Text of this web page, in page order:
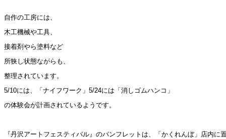
自作の工房には、
木工機械や工具、
接着剤やら塗料など
所狭し状態ながらも、
整理されています。
5/10には、「ナイフワーク」5/24には「消しゴムハンコ」
の体験会が計画されているようです。
『丹沢アートフェスティバル』のパンフレットは、「かくれんぼ」店内に